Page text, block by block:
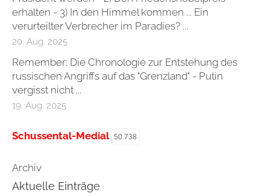
erhalten - 3) In den Himmel kommen ... Ein
verurteilter Verbrecher im Paradies? ...
20. Aug. 2025
Remember: Die Chronologie zur Entstehung des
russischen Angriffs auf das "Grenzland" - Putin
vergisst nicht ...
19. Aug. 2025
Schussental-Medial 50.738
Archiv
Aktuelle Einträge